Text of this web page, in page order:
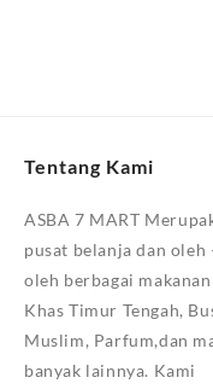
Tentang Kami
ASBA 7 MART
pusat belanja dan oleh
oleh berbagai makanan
Khas Timur Tengah,
Muslim, Parfum,dan
banyak lainnya. Kami